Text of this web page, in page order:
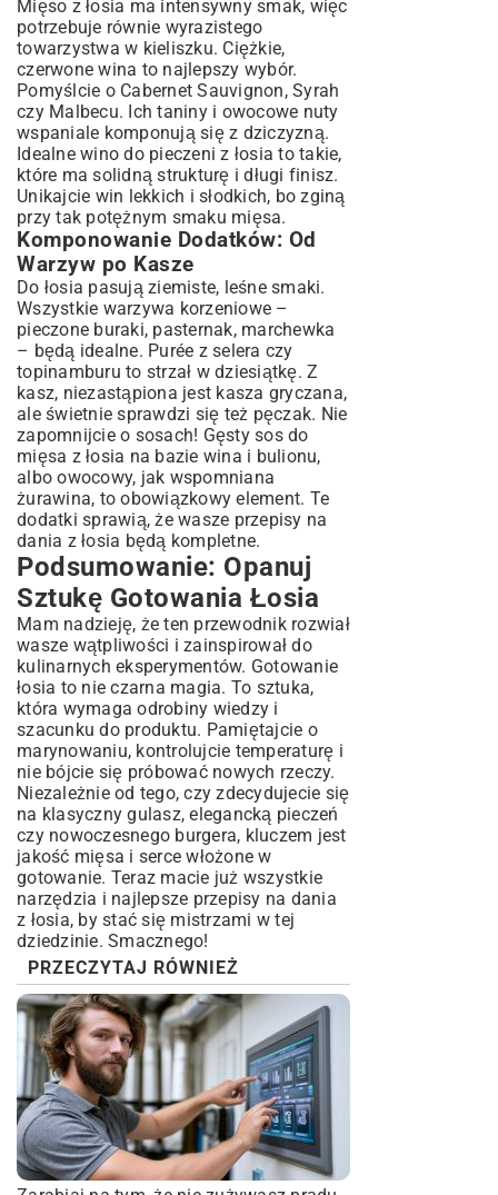
Mięso z łosia ma intensywny smak, więc
potrzebuje równie wyrazistego
towarzystwa w kieliszku. Ciężkie,
czerwone wina to najlepszy wybór.
Pomyślcie o Cabernet Sauvignon, Syrah
czy Malbecu. Ich taniny i owocowe nuty
wspaniale komponują się z dziczyzną.
Idealne wino do pieczeni z łosia to takie,
które ma solidną strukturę i długi finisz.
Unikajcie win lekkich i słodkich, bo zginą
przy tak potężnym smaku mięsa.
Komponowanie Dodatków: Od
Warzyw po Kasze
Do łosia pasują ziemiste, leśne smaki.
Wszystkie warzywa korzeniowe –
pieczone buraki, pasternak, marchewka
– będą idealne. Purée z selera czy
topinamburu to strzał w dziesiątkę. Z
kasz, niezastąpiona jest kasza gryczana,
ale świetnie sprawdzi się też pęczak. Nie
zapomnijcie o sosach! Gęsty sos do
mięsa z łosia na bazie wina i bulionu,
albo owocowy, jak wspomniana
żurawina, to obowiązkowy element. Te
dodatki sprawią, że wasze przepisy na
dania z łosia będą kompletne.
Podsumowanie: Opanuj
Sztukę Gotowania Łosia
Mam nadzieję, że ten przewodnik rozwiał
wasze wątpliwości i zainspirował do
kulinarnych eksperymentów. Gotowanie
łosia to nie czarna magia. To sztuka,
która wymaga odrobiny wiedzy i
szacunku do produktu. Pamiętajcie o
marynowaniu, kontrolujcie temperaturę i
nie bójcie się próbować nowych rzeczy.
Niezależnie od tego, czy zdecydujecie się
na klasyczny gulasz, elegancką pieczeń
czy nowoczesnego burgera, kluczem jest
jakość mięsa i serce włożone w
gotowanie. Teraz macie już wszystkie
narzędzia i najlepsze przepisy na dania
z łosia, by stać się mistrzami w tej
dziedzinie. Smacznego!
PRZECZYTAJ RÓWNIEŻ